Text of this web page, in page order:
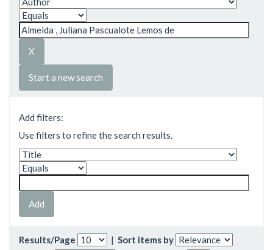
Start a new search
Add filters:
Use filters to refine the search results.
Results/Page | Sort items by